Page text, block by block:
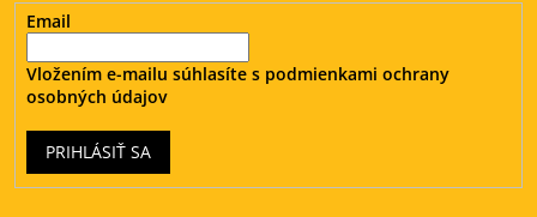
Email
Vložením e-mailu súhlasíte s podmienkami ochrany
osobných údajov
PRIHLÁSIŤ SA